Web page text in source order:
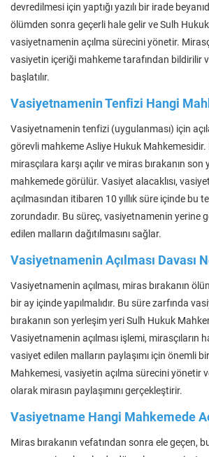
devredilmesi için yaptığı yazılı bir irade
ölümden sonra geçerli hale gelir ve Sulh
vasiyetnamenin açılma sürecini yönetir.
vasiyetin içeriği mahkeme tarafından bildirilir
başlatılır.
Vasiyetnamenin Tenfizi Hangi
Vasiyetnamenin tenfizi (uygulanması) için
görevli mahkeme Asliye Hukuk
mirasçılara karşı açılır ve miras bırakanın
mahkemede görülür. Vasiyet alacaklısı,
açılmasından itibaren 10 yıllık süre içinde bu
zorundadır. Bu süreç, vasiyetnamenin yerine
edilen malların dağıtılmasını sağlar.
Vasiyetnamenin Açılması Davası
Vasiyetnamenin açılması, miras bırakanın
bir ay içinde yapılmalıdır. Bu süre zarfında
bırakanın son yerleşim yeri Sulh Hukuk
Vasiyetnamenin açılması işlemi, mirasçıların
vasiyet edilen malların paylaşımı için önemli
Mahkemesi, vasiyetin açılma sürecini yönetir
olarak mirasın paylaşımını gerçekleştirir.
Vasiyetname Hangi Mahkemede
Miras bırakanın vefatından sonra ele geçen,